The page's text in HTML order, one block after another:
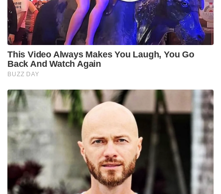
This Video Always Makes You Laugh, You Go
Back And Watch Again
BUZZ DAY